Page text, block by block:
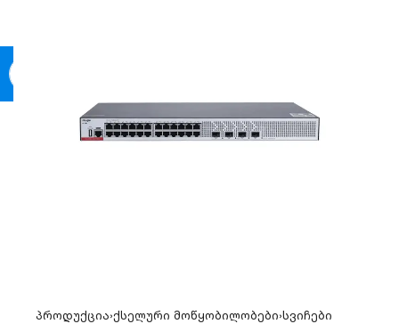
პროდუქცია›ქსელური მოწყობილობები›სვიჩები